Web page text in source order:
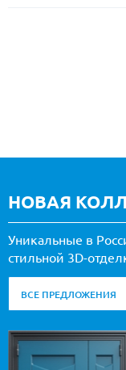
НОВАЯ
Уникальные в
стильной 3D-
ВСЕ ПРЕДЛОЖЕНИЯ